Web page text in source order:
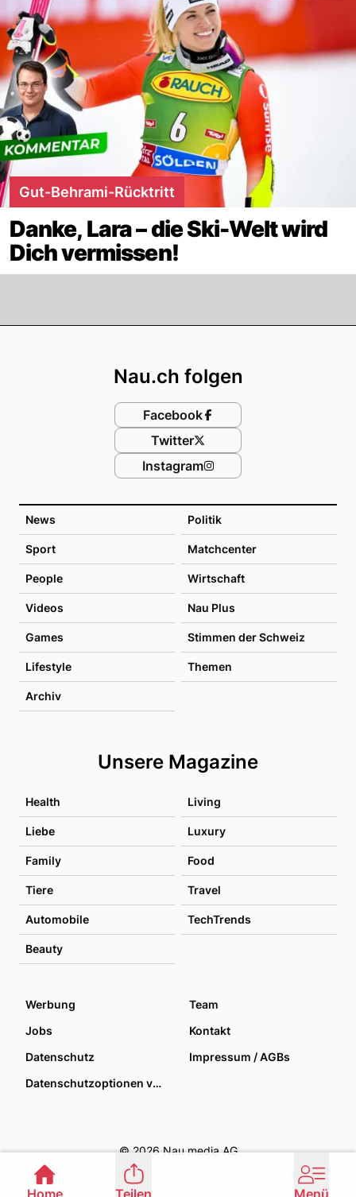
Gut-Behrami-Rücktritt
Danke, Lara – die Ski-Welt wird
Dich vermissen!
News Politik
Sport Matchcenter
People Wirtschaft
Videos Nau Plus
Games Stimmen der Schweiz
Lifestyle Themen
Archiv
Unsere Magazine
Health Living
Liebe Luxury
Family Food
Tiere Travel
Automobile TechTrends
Beauty
Nau.ch folgen
Facebook
Twitter
Instagram
Werbung
Team
Jobs
Kontakt
Datenschutz
Impressum / AGBs
Datenschutzoptionen verwalten
© 2026 Nau media AG
Home Teilen Menü